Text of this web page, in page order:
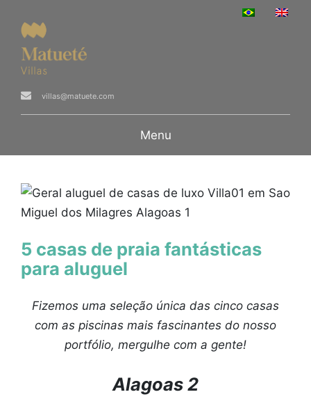
villas@matuete.com
Menu
5 casas de praia fantásticas
para aluguel
Fizemos uma seleção única das cinco casas
com as piscinas mais fascinantes do nosso
portfólio, mergulhe com a gente!
Alagoas 2